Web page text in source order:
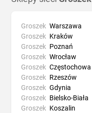
Groszek Warszawa
Groszek Kraków
Groszek Poznań
Groszek Wrocław
Groszek Częstochowa
Groszek Rzeszów
Groszek Gdynia
Groszek Bielsko-Biała
Groszek Koszalin